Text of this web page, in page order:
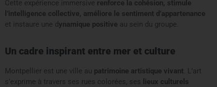
Cette expérience immersive renforce la cohésion, stimule
l’intelligence collective, améliore le sentiment d’appartenance
et instaure une d ynamique positive au sein du groupe.
Un cadre inspirant entre mer et culture
Montpellier est une ville au patrimoine artistique vivant . L’art
s’exprime à travers ses rues colorées, ses lieux culturels